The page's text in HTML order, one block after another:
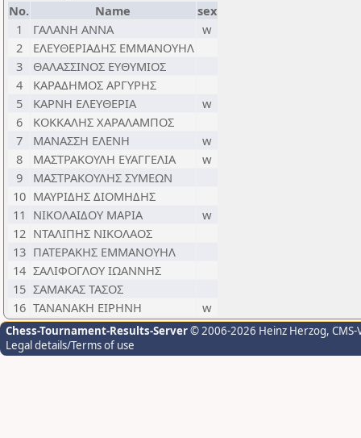
No. Name
sex
1
ΓΑΛΑΝΗ ΑΝΝΑ
w
2
ΕΛΕΥΘΕΡΙΑΔΗΣ ΕΜΜΑΝΟΥΗΛ
3
ΘΑΛΑΣΣΙΝΟΣ ΕΥΘΥΜΙΟΣ
4
ΚΑΡΑΔΗΜΟΣ ΑΡΓΥΡΗΣ
5
ΚΑΡΝΗ ΕΛΕΥΘΕΡΙΑ
w
6
ΚΟΚΚΑΛΗΣ ΧΑΡΑΛΑΜΠΟΣ
7
ΜΑΝΑΣΣΗ ΕΛΕΝΗ
w
8
ΜΑΣΤΡΑΚΟΥΛΗ ΕΥΑΓΓΕΛΙΑ
w
9
ΜΑΣΤΡΑΚΟΥΛΗΣ ΣΥΜΕΩΝ
10 ΜΑΥΡΙΔΗΣ ΔΙΟΜΗΔΗΣ
11 ΝΙΚΟΛΑΙΔΟΥ ΜΑΡΙΑ
w
12 ΝΤΑΛΙΠΗΣ ΝΙΚΟΛΑΟΣ
13 ΠΑΤΕΡΑΚΗΣ ΕΜΜΑΝΟΥΗΛ
14 ΣΑΛΙΦΟΓΛΟΥ ΙΩΑΝΝΗΣ
15 ΣΑΜΑΚΑΣ ΤΑΣΟΣ
16 ΤΑΝΑΝΑΚΗ ΕΙΡΗΝΗ w
Chess-Tournament-Results-Server© 2006-2026 Heinz Herzog,
Legal details/Terms of use